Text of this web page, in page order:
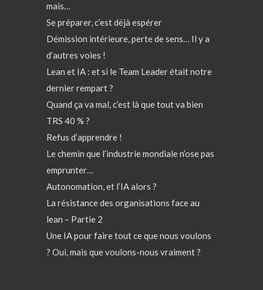
mais…
Se préparer, c’est déjà espérer
Démission intérieure, perte de sens… Il y a
d’autres voies !
Lean et IA : et si le Team Leader était notre
dernier rempart ?
Quand ça va mal, c’est là que tout va bien
TRS 40 % ?
Refus d’apprendre !
Le chemin que l’industrie mondiale n’ose pas
emprunter…
Autonomation, et l’IA alors ?
La résistance des organisations face au
lean – Partie 2
Une IA pour faire tout ce que nous voulons
? Oui, mais que voulons-nous vraiment ?